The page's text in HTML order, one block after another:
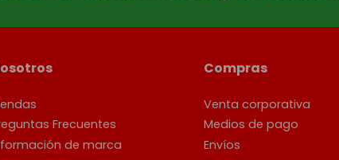
Frecuentes
de marca
Compras
Venta corporativa
Medios de pago
Envíos